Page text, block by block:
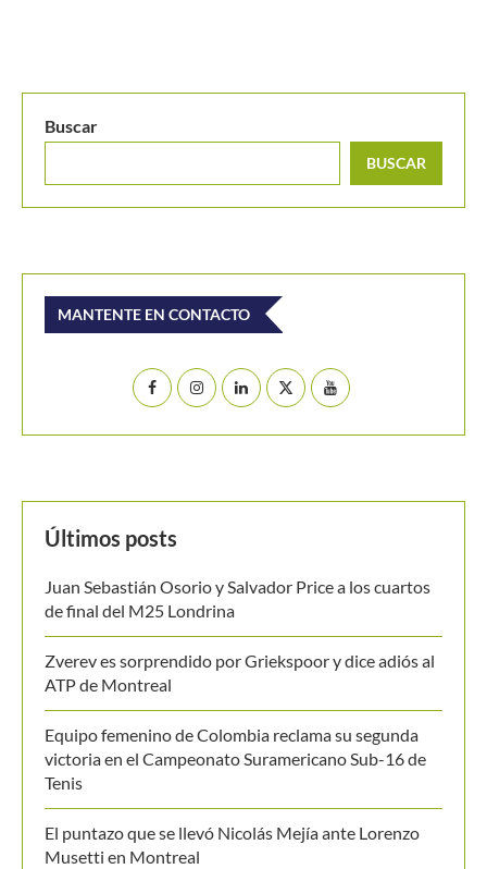
Buscar
BUSCAR
MANTENTE EN CONTACTO
Últimos posts
Juan Sebastián Osorio y Salvador Price a los cuartos
de final del M25 Londrina
Zverev es sorprendido por Griekspoor y dice adiós al
ATP de Montreal
Equipo femenino de Colombia reclama su segunda
victoria en el Campeonato Suramericano Sub-16 de
Tenis
El puntazo que se llevó Nicolás Mejía ante Lorenzo
Musetti en Montreal